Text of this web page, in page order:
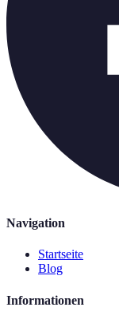
Navigation
Startseite
Blog
Informationen